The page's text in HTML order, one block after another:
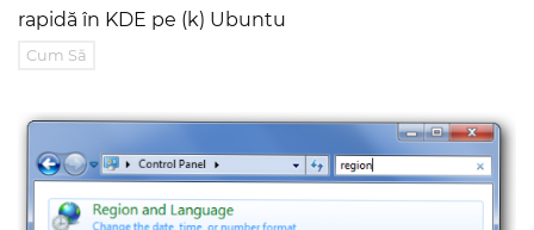
rapidă în KDE pe (k) Ubuntu
Cum Să